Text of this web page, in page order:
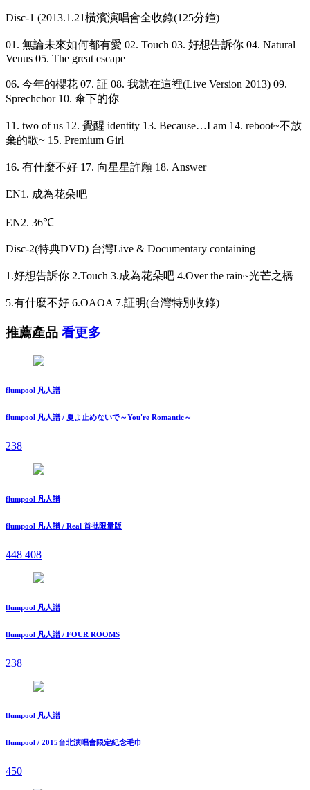
Disc-1 (2013.1.21橫濱演唱會全收錄(125分鐘)
01. 無論未來如何都有愛 02. Touch 03. 好想告訴你 04. Natural
Venus 05. The great escape
06. 今年的櫻花 07. 証 08. 我就在這裡(Live Version 2013) 09.
Sprechchor 10. 傘下的你
11. two of us 12. 覺醒 identity 13. Because…I am 14. reboot~不放
棄的歌~ 15. Premium Girl
16. 有什麼不好 17. 向星星許願 18. Answer
EN1. 成為花朵吧
EN2. 36℃
Disc-2(特典DVD) 台灣Live & Documentary containing
1.好想告訴你 2.Touch 3.成為花朵吧 4.Over the rain~光芒之橋
5.有什麼不好 6.OAOA 7.証明(台灣特別收錄)
推薦產品 看更多
flumpool 凡人譜
flumpool 凡人譜 / 夏よ止めないで～You're Romantic～
238
flumpool 凡人譜
flumpool 凡人譜 / Real 首批限量版
448 408
flumpool 凡人譜
flumpool 凡人譜 / FOUR ROOMS
238
flumpool 凡人譜
flumpool / 2015台北演唱會限定紀念毛巾
450